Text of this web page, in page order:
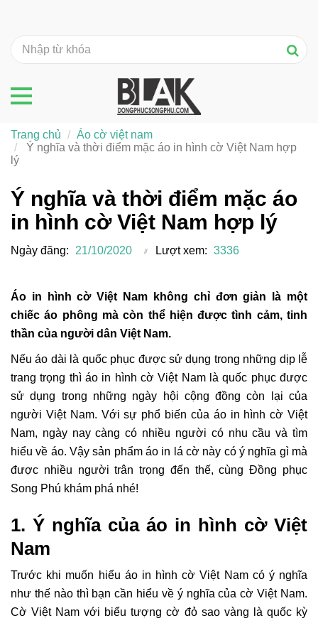
Ý nghĩa và thời điểm mặc áo
in hình cờ Việt Nam hợp lý
Ngày đăng: 21/10/2020 Lượt xem: 3336
Áo in hình cờ Việt Nam không chỉ đơn giản là một
chiếc áo phông mà còn thể hiện được tình cảm, tinh
thần của người dân Việt Nam.
Nếu áo dài là quốc phục được sử dụng trong những dịp lễ
trang trọng thì áo in hình cờ Việt Nam là quốc phục được
sử dụng trong những ngày hội cộng đồng còn lại của
người Việt Nam. Với sự phổ biến của áo in hình cờ Việt
Nam, ngày nay càng có nhiều người có nhu cầu và tìm
hiểu về áo. Vậy sản phẩm áo in lá cờ này có ý nghĩa gì mà
được nhiều người trân trọng đến thế, cùng Đồng phục
Song Phú khám phá nhé!
1. Ý nghĩa của áo in hình cờ Việt
Nam
Trước khi muốn hiểu áo in hình cờ Việt Nam có ý nghĩa
như thế nào thì bạn cần hiểu về ý nghĩa của cờ Việt Nam.
Cờ Việt Nam với biểu tượng cờ đỏ sao vàng là quốc kỳ
Trang chủ
Áo cờ việt nam
Ý nghĩa và thời điểm mặc áo in hình cờ Việt Nam hợp
lý